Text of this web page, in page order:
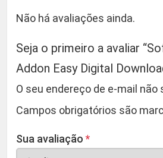
Não há avaliações ainda.
Seja o primeiro a avaliar
Addon Easy Digital
O seu endereço de e-mail não
Campos obrigatórios são
Sua avaliação *